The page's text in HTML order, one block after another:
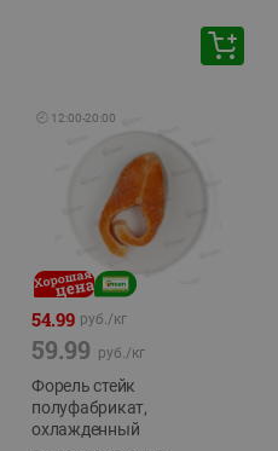
🕘 12:00-20:00
54.99 руб./кг
59.99 руб./кг
Форель стейк
полуфабрикат,
охлажденный